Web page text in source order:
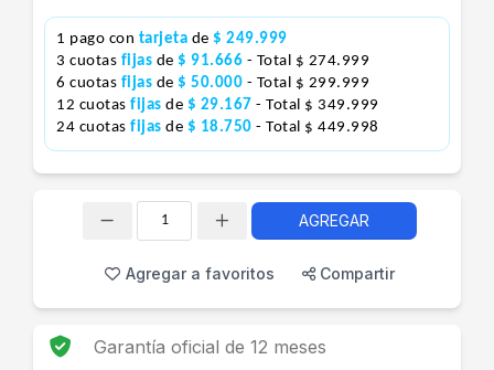
1 pago con tarjeta de $ 249.999
3 cuotas fijas de $ 91.666 - Total $ 274.999
6 cuotas fijas de $ 50.000 - Total $ 299.999
12 cuotas fijas de $ 29.167 - Total $ 349.999
24 cuotas fijas de $ 18.750 - Total $ 449.998
AGREGAR
Agregar a favoritos Compartir
Garantía oficial de 12 meses